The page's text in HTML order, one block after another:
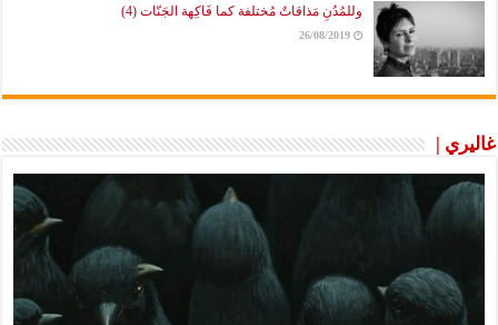
وللمُدُنِ مَذاقاتٌ مُختلفة كما فَاكِهة الجَنّات (4)
26/08/2019
غاليري |